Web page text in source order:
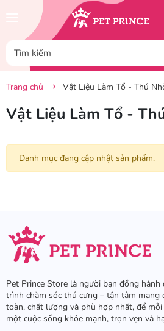
Trang chủ Vật Liệu Làm Tổ - Thú
Vật Liệu Làm Tổ -
Danh mục đang cập nhật sản phẩm.
Pet Prince Store là người bạn đồng
trình chăm sóc thú cưng – tận tâm mang
toàn, chất lượng và phù hợp nhất, để
một cuộc sống khỏe mạnh, trọn vẹn và